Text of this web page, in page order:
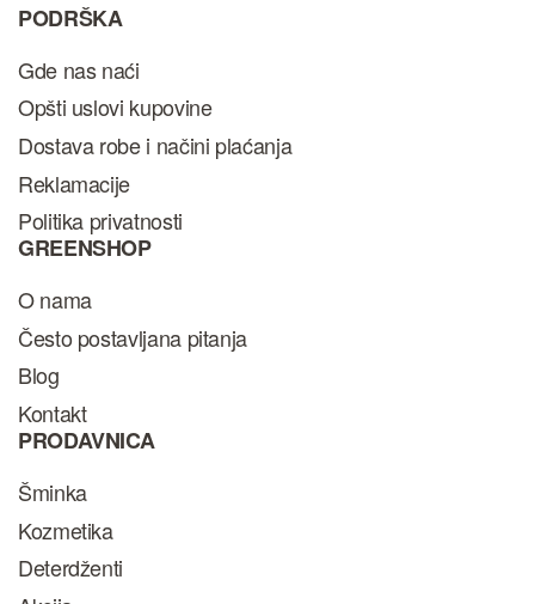
PODRŠKA
Gde nas naći
Opšti uslovi kupovine
Dostava robe i načini plaćanja
Reklamacije
Politika privatnosti
GREENSHOP
O nama
Često postavljana pitanja
Blog
Kontakt
PRODAVNICA
Šminka
Kozmetika
Deterdženti